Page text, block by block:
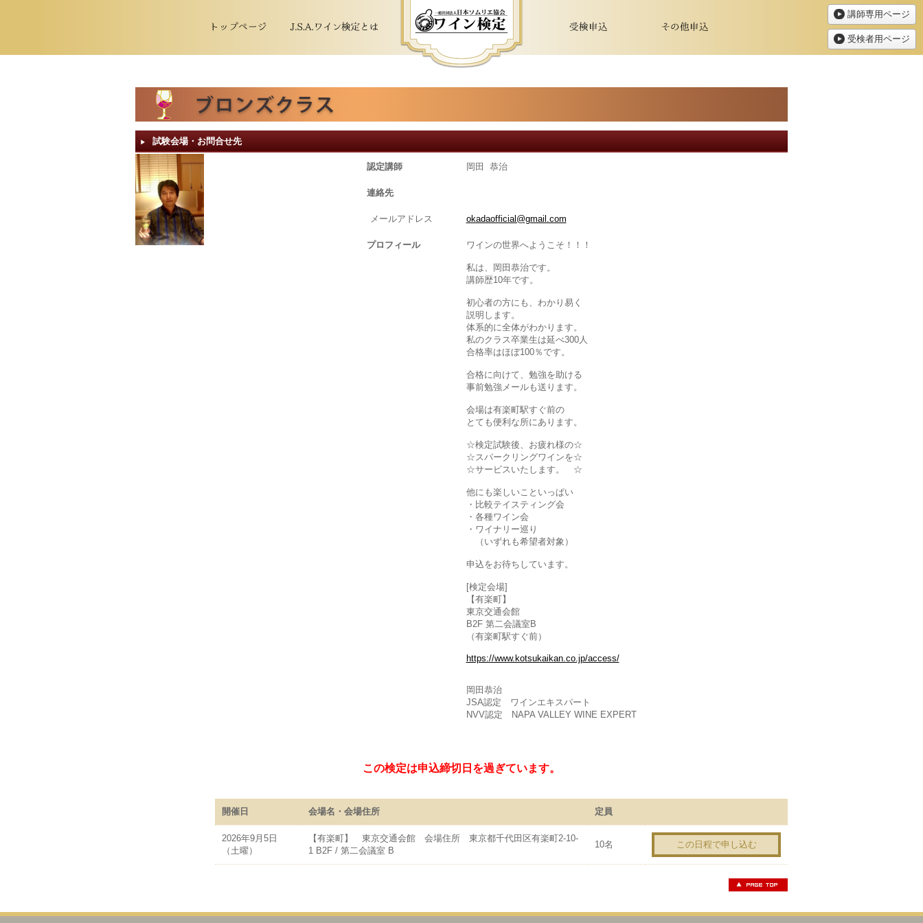
講師専用ページ
受検者用ページ
▶︎ 試験会場・お問合せ先
認定講師 岡田 恭治
連絡先
メールアドレス okadaofficial@gmail.com
プロフィール ワインの世界へようこそ！！！
私は、岡田恭治です。
講師歴10年です。
初心者の方にも、わかり易く
説明します。
体系的に全体がわかります。
私のクラス卒業生は延べ300人
合格率はほぼ100％です。
合格に向けて、勉強を助ける
事前勉強メールも送ります。
会場は有楽町駅すぐ前の
とても便利な所にあります。
☆検定試験後、お疲れ様の☆
☆スパークリングワインを☆
☆サービスいたします。 ☆
他にも楽しいこといっぱい
・比較テイスティング会
・各種ワイン会
・ワイナリー巡り
（いずれも希望者対象）
申込をお待ちしています。
[検定会場]
【有楽町】
東京交通会館
B2F 第二会議室B
（有楽町駅すぐ前）
https://www.kotsukaikan.co.jp/access/
岡田恭治
JSA認定 ワインエキスパート
NVV認定 NAPA VALLEY WINE EXPERT
この検定は申込締切日を過ぎています。
開催日 会場名・会場住所 定員
2026年9月5日
（土曜）
【有楽町】 東京交通会館 会場住所 東京都千代田区有楽町2-10-
1 B2F / 第二会議室 B
10名 この日程で申し込む